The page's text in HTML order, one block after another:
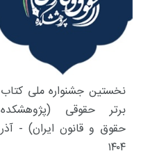
نخستین جشنواره ملی کتاب
برتر حقوقی (پژوهشکده
حقوق و قانون ایران) - آذر
۱۴۰۴